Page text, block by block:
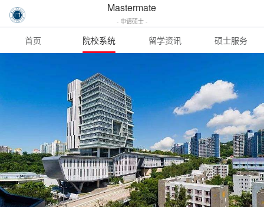
Mastermate
- 申请硕士 -
首页 院校系统 留学资讯 硕士服务